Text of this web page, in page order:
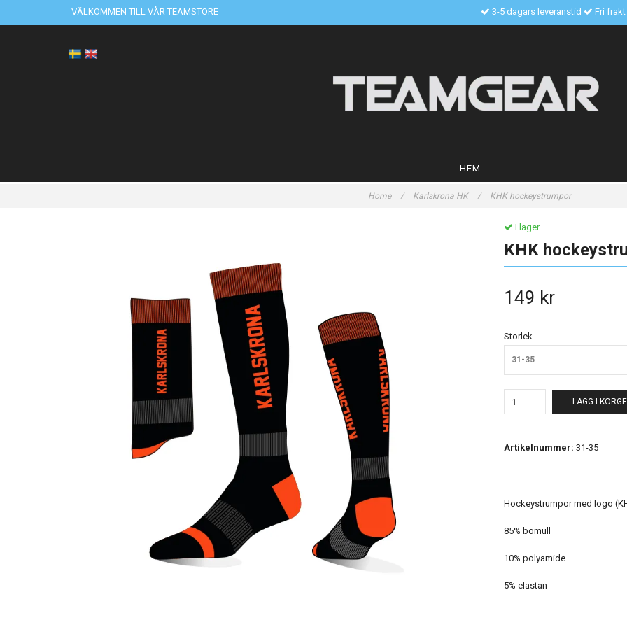
VÄLKOMMEN TILL VÅR TEAMSTORE 3-5 dagars leveranstid Fri
HEM
Home / Karlskrona HK / KHK hockeystrumpor
I lager.
KHK
149 kr
Storlek
31-35
LÄGG I
Artikelnummer: 31-35
Hockeystrumpor med logo
85% bomull
10% polyamide
5% elastan